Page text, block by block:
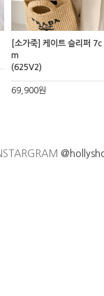
[소가죽] 케이트 슬리퍼 7c
m
(625V2)
69,900원